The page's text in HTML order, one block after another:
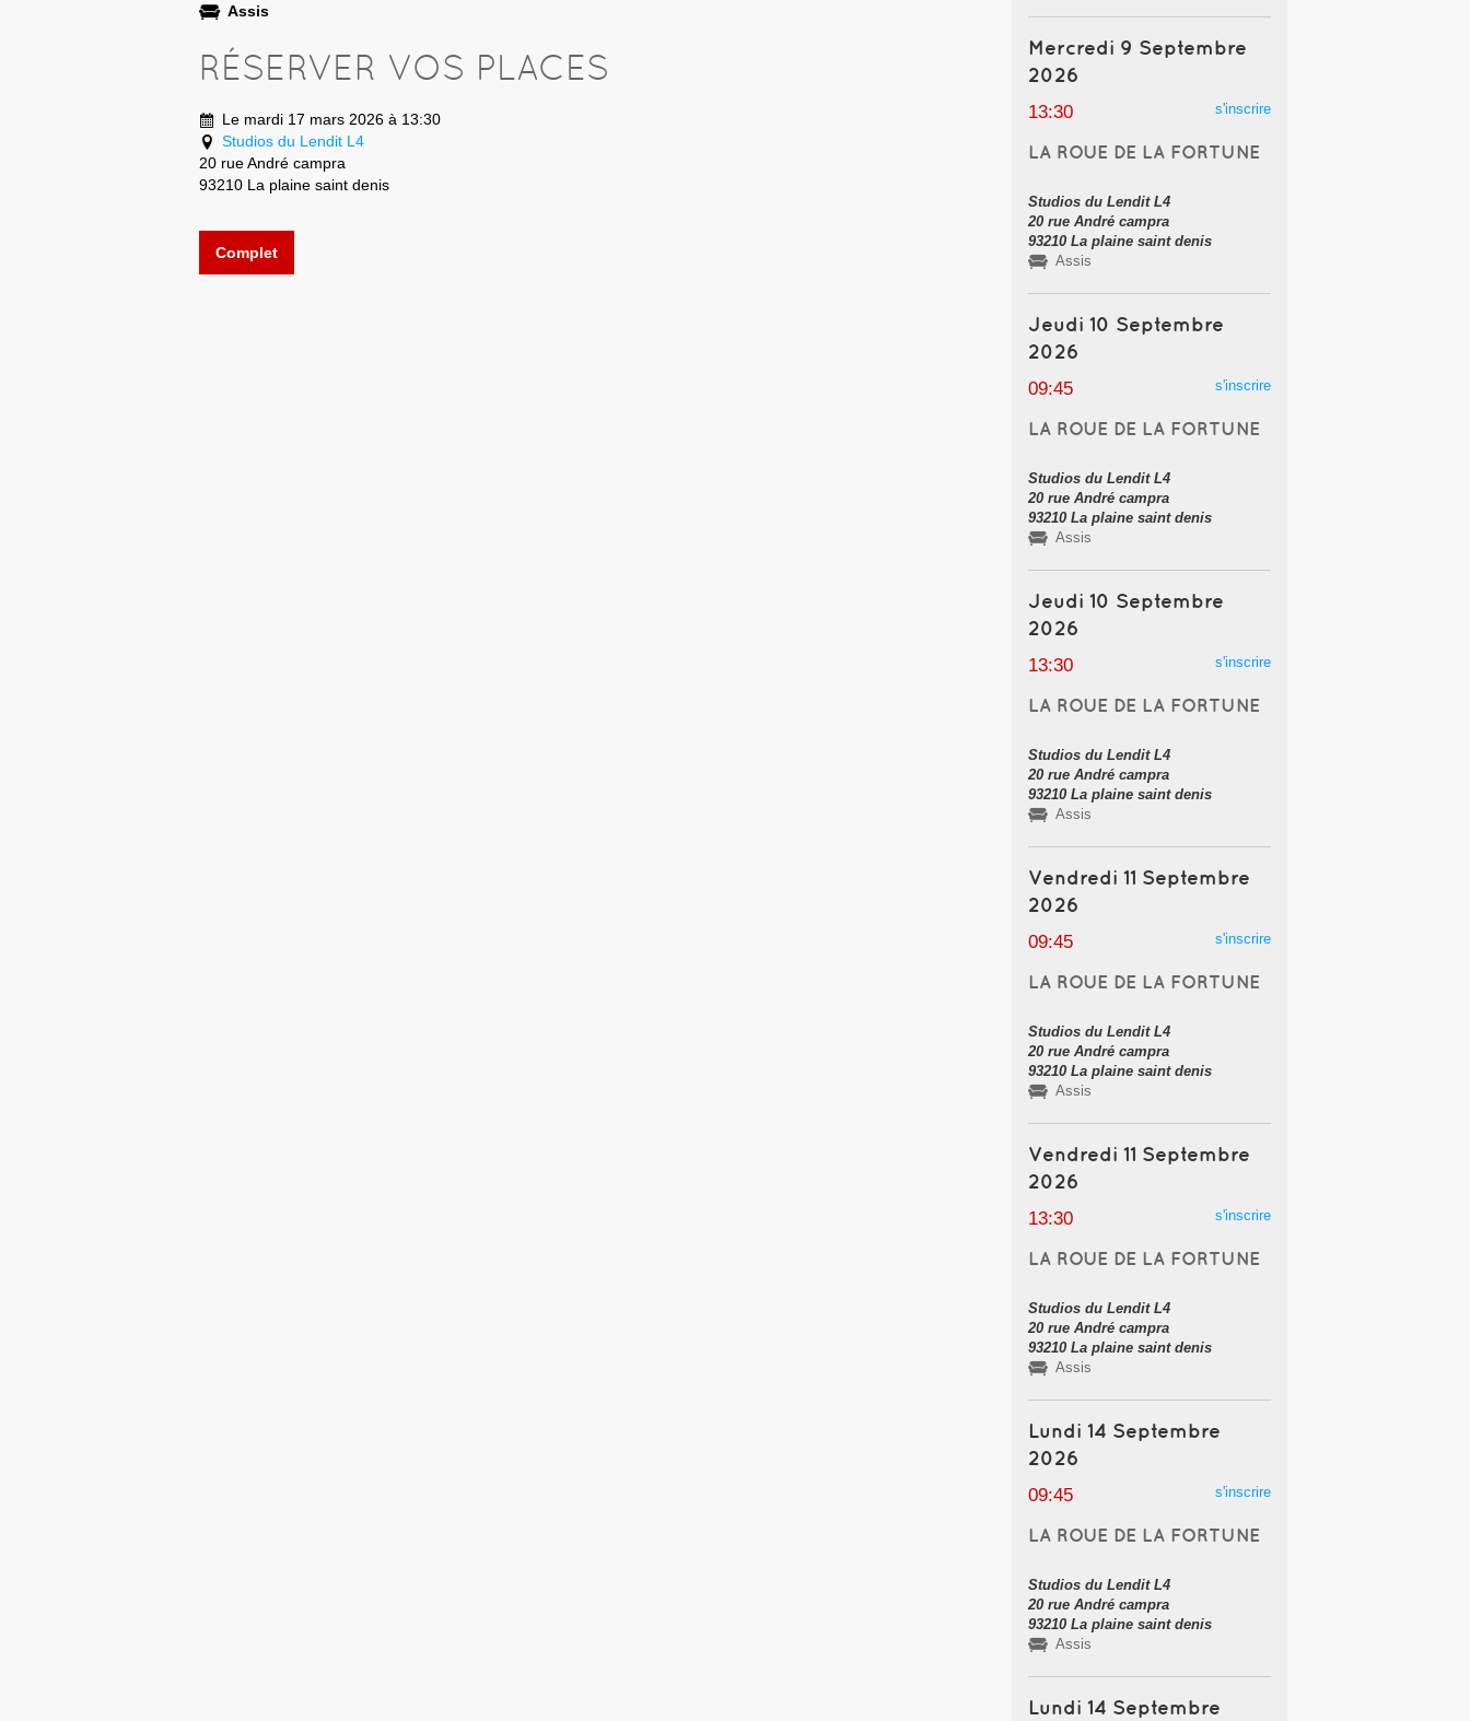
Assis
RÉSERVER VOS PLACES
Le mardi 17 mars 2026 à 13:30
Studios du Lendit L4
20 rue André campra
93210 La plaine saint denis
Complet
Mercredi 9 Septembre
2026
13:30 s'inscrire
LA ROUE DE LA FORTUNE
Studios du Lendit L4
20 rue André campra
93210 La plaine saint denis
Assis
Jeudi 10 Septembre
2026
09:45 s'inscrire
LA ROUE DE LA FORTUNE
Studios du Lendit L4
20 rue André campra
93210 La plaine saint denis
Assis
Jeudi 10 Septembre
2026
13:30 s'inscrire
LA ROUE DE LA FORTUNE
Studios du Lendit L4
20 rue André campra
93210 La plaine saint denis
Assis
Vendredi 11 Septembre
2026
09:45 s'inscrire
LA ROUE DE LA FORTUNE
Studios du Lendit L4
20 rue André campra
93210 La plaine saint denis
Assis
Vendredi 11 Septembre
2026
13:30 s'inscrire
LA ROUE DE LA FORTUNE
Studios du Lendit L4
20 rue André campra
93210 La plaine saint denis
Assis
Lundi 14 Septembre
2026
09:45 s'inscrire
LA ROUE DE LA FORTUNE
Studios du Lendit L4
20 rue André campra
93210 La plaine saint denis
Assis
Lundi 14 Septembre